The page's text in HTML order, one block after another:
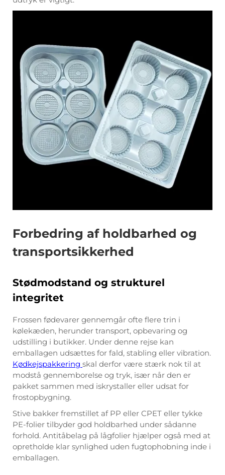
Forbedring af holdbarhed og
transportsikkerhed
Stødmodstand og strukturel
integritet
Frossen fødevarer gennemgår ofte flere trin i
kølekæden, herunder transport, opbevaring og
udstilling i butikker. Under denne rejse kan
emballagen udsættes for fald, stabling eller vibration.
Kødkejspakkering skal derfor være stærk nok til at
modstå gennemborelse og tryk, især når den er
pakket sammen med iskrystaller eller udsat for
frostopbygning.
Stive bakker fremstillet af PP eller CPET eller tykke
PE-folier tilbyder god holdbarhed under sådanne
forhold. Antitåbelag på lågfolier hjælper også med at
opretholde klar synlighed uden fugtophobning inde i
emballagen.